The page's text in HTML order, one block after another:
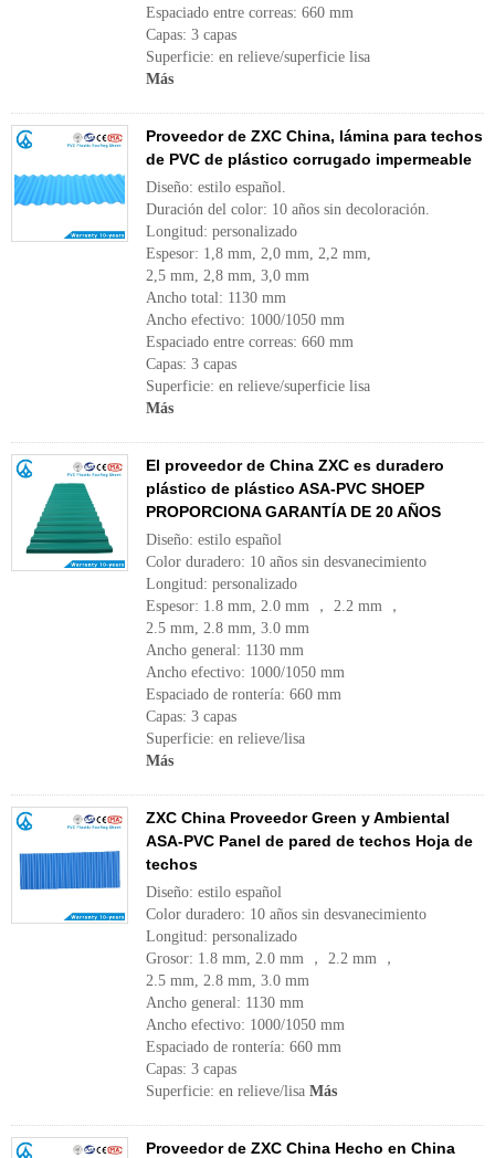
Espaciado entre correas: 660 mm
Capas: 3 capas
Superficie: en relieve/superficie lisa
Más
Proveedor de ZXC China, lámina para techos
de PVC de plástico corrugado impermeable
Diseño: estilo español.
Duración del color: 10 años sin decoloración.
Longitud: personalizado
Espesor: 1,8 mm, 2,0 mm, 2,2 mm,
2,5 mm, 2,8 mm, 3,0 mm
Ancho total: 1130 mm
Ancho efectivo: 1000/1050 mm
Espaciado entre correas: 660 mm
Capas: 3 capas
Superficie: en relieve/superficie lisa
Más
El proveedor de China ZXC es duradero
plástico de plástico ASA-PVC SHOEP
PROPORCIONA GARANTÍA DE 20 AÑOS
Diseño: estilo español
Color duradero: 10 años sin desvanecimiento
Longitud: personalizado
Espesor: 1.8 mm, 2.0 mm ， 2.2 mm ，
2.5 mm, 2.8 mm, 3.0 mm
Ancho general: 1130 mm
Ancho efectivo: 1000/1050 mm
Espaciado de rontería: 660 mm
Capas: 3 capas
Superficie: en relieve/lisa
Más
ZXC China Proveedor Green y Ambiental
ASA-PVC Panel de pared de techos Hoja de
techos
Diseño: estilo español
Color duradero: 10 años sin desvanecimiento
Longitud: personalizado
Grosor: 1.8 mm, 2.0 mm ， 2.2 mm ，
2.5 mm, 2.8 mm, 3.0 mm
Ancho general: 1130 mm
Ancho efectivo: 1000/1050 mm
Espaciado de rontería: 660 mm
Capas: 3 capas
Superficie: en relieve/lisa Más
Proveedor de ZXC China Hecho en China